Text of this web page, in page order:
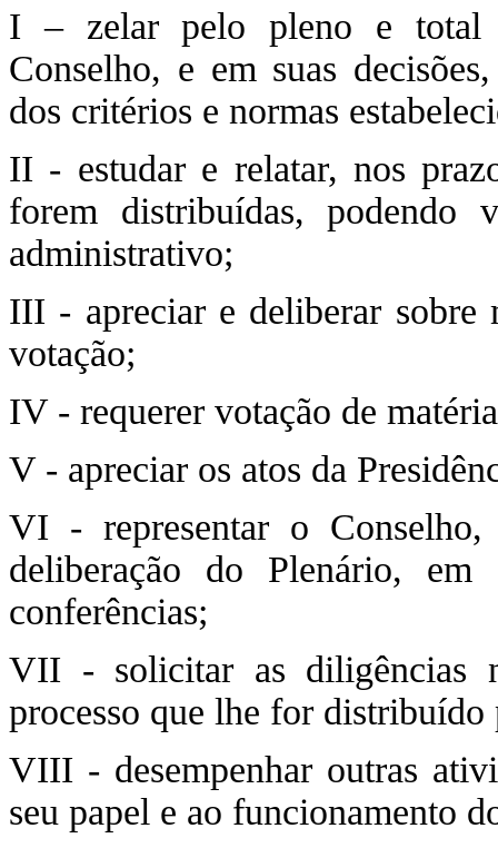
I – zelar pelo pleno e total
Conselho, e em suas
dos critérios e normas
II - estudar e relatar, nos
forem distribuídas, podendo
administrativo;
III - apreciar e deliberar sobre
votação;
IV - requerer votação de
V - apreciar os atos da
VI - representar o
deliberação do Plenário,
conferências;
VII - solicitar as diligências
processo que lhe for distribuído
VIII - desempenhar outras
seu papel e ao funcionamento